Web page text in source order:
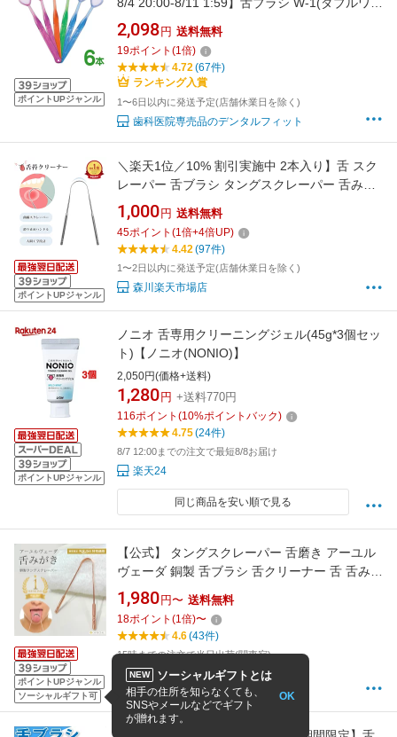
ポイントUPジャンル
8/4 20:00-8/11 1:59】舌ブラシ W-1(ダブルワ
ン) 6本セット ※カラーは当店おまかせ 舌磨き
舌クリーナー 口臭ケア 口臭予防 シキエン
SHIKIEN (メール便1点まで)【メール便選択で
送料無料】
2,098 円 送料無料
19ポイント (1倍)
4.72(67件)
ランキング入賞
1〜6日以内に発送予定(店舗休業日を除く)
歯科医院専売品のデンタルフィット
ポイントUPジャンル
＼楽天1位／10% 割引実施中 2本入り】舌 スク
レーパー 舌ブラシ タングスクレーパー 舌みが
き 舌クリーナー オーラルケア 口 シルバー 舌
苔除去 口臭ケア ステンレスタン グスクレーパ
ー 舌磨き 口臭予防 口臭対策 俺のチタンベロク
リーナー デンタルケア
1,000 円 送料無料
45ポイント (1倍+4倍UP)
4.42(97件)
1〜2日以内に発送予定(店舗休業日を除く)
森川楽天市場店
ポイントUPジャンル
ノニオ 舌専用クリーニングジェル(45g*3個セッ
ト)【ノニオ(NONIO)】
2,050円(価格+送料)
1,280 円 +送料770円
116ポイント (10%ポイントバック)
4.75(24件)
8/7 12:00までの注文で最短8/8お届け
楽天24
同じ商品を安い順で見る
ポイントUPジャンル
ソーシャルギフト可
【公式】 タングスクレーパー 舌磨き アーユル
ヴェーダ 銅製 舌ブラシ 舌クリーナー 舌 舌みが
き タンスクレーパー インド製 舌苔 ベロ 口臭予
防 口臭ケア 舌が白い 痛くない 口内環境 口腔ケ
ア 高品質 銅 舌用ブラシ 口臭 おすすめ 口コミ |
ARYURVIST アーユルヴィスト
1,980 円〜 送料無料
18ポイント (1倍)〜
4.6(43件)
15時までの注文で当日出荷(関東宛)
ARYURVIST 楽天市場店
NEW ソーシャルギフトとは
相手の住所を知らなくても、
SNSやメールなどでギフト
が贈れます。
OK